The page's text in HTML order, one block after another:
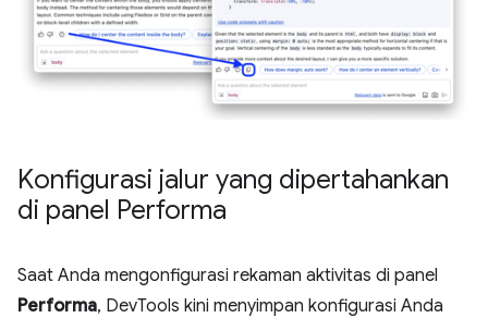
Konfigurasi jalur yang dipertahankan
di panel Performa
Saat Anda mengonfigurasi rekaman aktivitas di panel
Performa, DevTools kini menyimpan konfigurasi Anda